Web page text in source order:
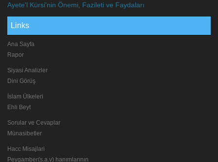
Ayete'l Kürsi'nin Önemi, Fazileti ve Faydaları
Links
Ana Sayfa
Rapor
Siyasi Analizler
Dini Görüş
İslam Ülkeleri
Ehli Beyt
Sorular ve Cevaplar
Münasibetler
Hacc Misajlari
Peygamber(s.a.v) hanımlarının